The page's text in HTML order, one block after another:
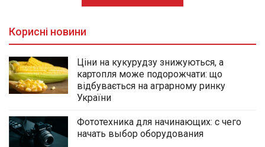
Корисні новини
Ціни на кукурудзу знижуються, а
картопля може подорожчати: що
відбувається на аграрному ринку
України
Фототехника для начинающих: с чего
начать выбор оборудования